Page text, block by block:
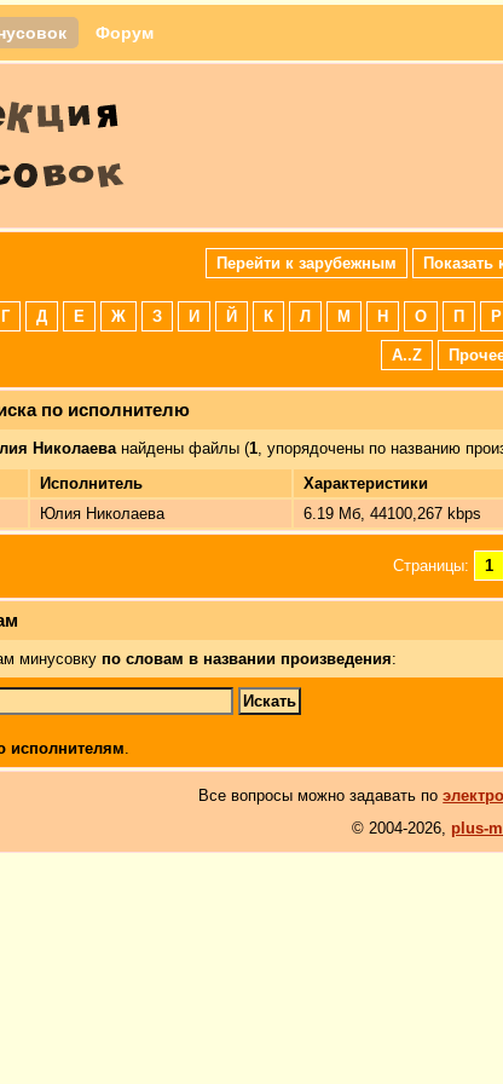
Форум
Перейти к зарубежным Показать
Г Д Е Ж З И Й К Л М Н О П Р
A..Z
по исполнителю
Николаеванайдены файлы (1, упорядочены по названию
Исполнитель Характеристики
Юлия Николаева 6.19 Мб, 44100,267 kbps
Страницы: 1
минусовку по словам в названии произведения:
исполнителям.
Все вопросы можно задавать по
© 2004-2026, plus-